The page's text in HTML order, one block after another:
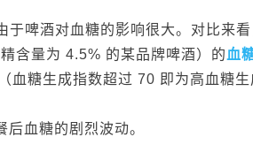
于啤酒对血糖的影响很大。对比来
精含量为 4.5% 的某品牌啤酒）的 血
（血糖生成指数超过 70 即为高血糖生
血糖的剧烈波动。